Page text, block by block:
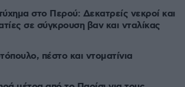
στο Περού: Δεκατρείς νεκροί και
σε σύγκρουση βαν και νταλίκας
πέστο και ντοματίνια